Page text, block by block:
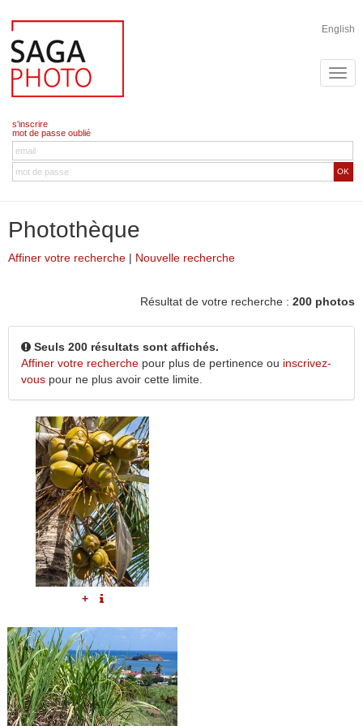
English
s'inscrire
mot de passe oublié
OK
Photothèque
Affiner votre recherche | Nouvelle recherche
Résultat de votre recherche : 200 photos
Seuls 200 résultats sont affichés.
Affiner votre recherche pour plus de pertinence ou inscrivez-
vous pour ne plus avoir cette limite.
+